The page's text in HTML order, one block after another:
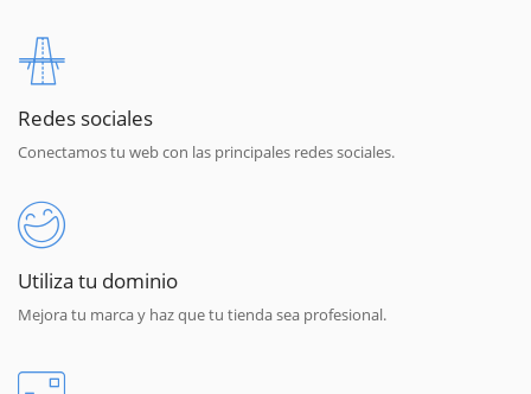
Redes sociales
Conectamos tu web con las principales redes sociales.
Utiliza tu dominio
Mejora tu marca y haz que tu tienda sea profesional.